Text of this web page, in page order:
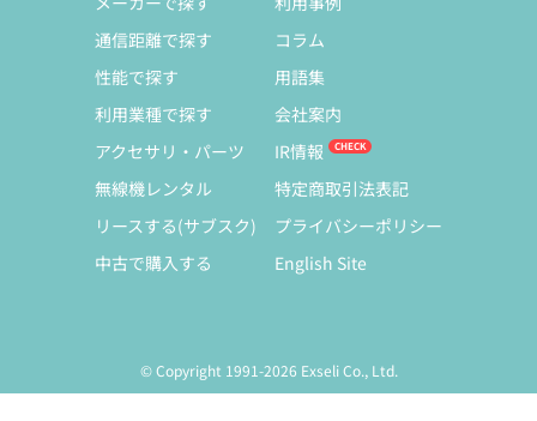
通信距離で探す
性能で探す
利用業種で探す
アクセサリ・パーツ
無線機レンタル
リースする(サブスク)
中古で購入する
コラム
用語集
会社案内
IR情報
特定商取引法表記
プライバシーポリシー
English Site
© Copyright 1991-2026 Exseli Co., Ltd.